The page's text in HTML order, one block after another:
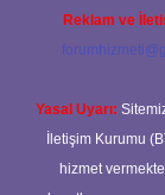
Reklam ve
Yasal Uyarı:
İletişim Kurumu
hizmet